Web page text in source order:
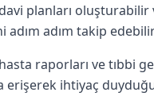
planları oluşturabilir
adım adım takip
raporları ve tıbbi
erişerek ihtiyaç